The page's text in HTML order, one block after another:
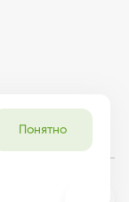
Понятно